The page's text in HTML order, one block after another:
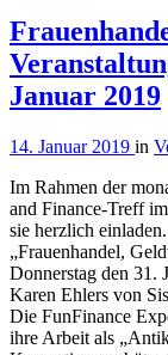
Januar 2019
14. Januar 2019 in
Im Rahmen der
and Finance-Treff
sie herzlich einladen.
„Frauenhandel,
Donnerstag den 31.
Karen Ehlers von
Die FunFinance
ihre Arbeit als